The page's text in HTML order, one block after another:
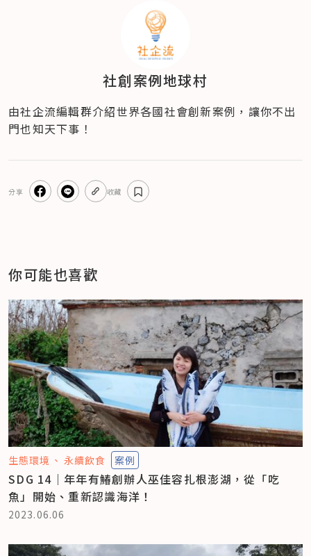
社創案例地球村
由社企流編輯群介紹世界各國社會創新案例，讓你不出
門也知天下事！
分享 收藏
你可能也喜歡
生態環境 永續飲食 案例
SDG 14｜年年有鰆創辦人巫佳容扎根澎湖，從「吃
魚」開始、重新認識海洋！
2023.06.06